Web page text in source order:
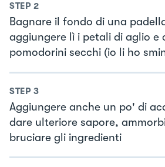
STEP 2
Bagnare il fondo di una
aggiungere lì i petali di aglio e
pomodorini secchi (io li ho
STEP 3
Aggiungere anche un po' di
dare ulteriore sapore,
bruciare gli ingredienti